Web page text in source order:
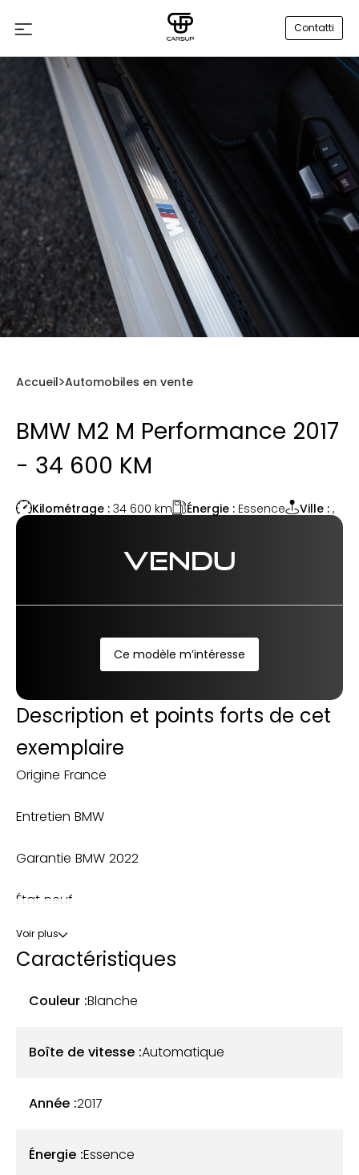
Contatti
Accueil Automobiles en vente
BMW M2 M Performance 2017
- 34 600 KM
Kilométrage : 34 600 km Énergie : Essence Ville : ,
VENDU
Ce modèle m’intéresse
Description et points forts de cet
exemplaire
Origine France
Entretien BMW
Garantie BMW 2022
État neuf
Kit M Performance
coques de rétros en carbone – Ligne M
siglée M etc … plus d’options sur demande
Voir plus
Caractéristiques
Couleur :Blanche
Boîte de vitesse :Automatique
Année :2017
Énergie :Essence